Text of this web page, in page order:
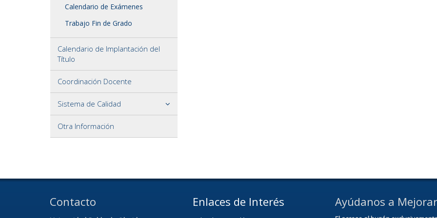
Calendario de Exámenes
Trabajo Fin de Grado
Calendario de Implantación del
Título
Coordinación Docente
Sistema de Calidad
Otra Información
Contacto Enlaces de Interés Ayúdanos a Mejorar